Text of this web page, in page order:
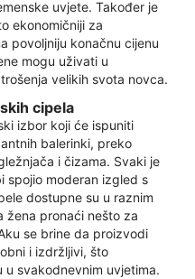
uvjete. Također je
ekonomičniji za
povoljniju konačnu cijenu
mogu uživati ​​u
velikih svota novca.
cipela
izbor koji će ispuniti
balerinki, preko
i čizama. Svaki je
spojio moderan izgled s
dostupne su u raznim
žena pronaći nešto za
se brine da proizvodi
i izdržljivi, što
svakodnevnim uvjetima.